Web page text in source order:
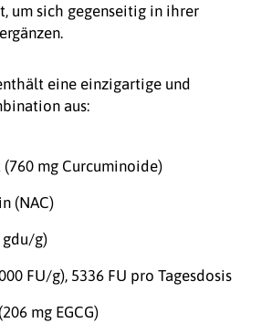
um sich gegenseitig in ihrer
eine einzigartige und
aus:
mg Curcuminoide)
(NAC)
gdu/g)
FU/g), 5336 FU pro Tagesdosis
mg EGCG)